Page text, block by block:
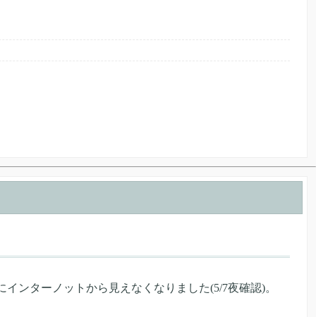
ンターノットから見えなくなりました(5/7夜確認)。